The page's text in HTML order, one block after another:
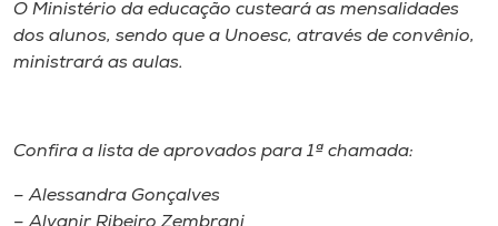
A+
A-
O Ministério da educação custeará as mensalidades
dos alunos, sendo que a Unoesc, através de convênio,
ministrará as aulas.
Confira a lista de aprovados para 1ª chamada:
– Alessandra Gonçalves